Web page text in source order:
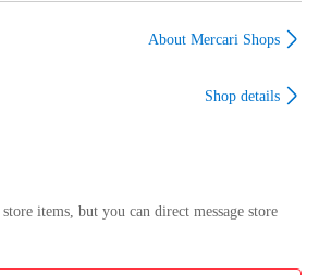
ーダー
About Mercari Shops
Shop details
items, but you can direct message store